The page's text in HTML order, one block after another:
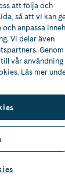
att följa och
så att vi kan
anpassa
Vi delar även
vår användning
Läs mer